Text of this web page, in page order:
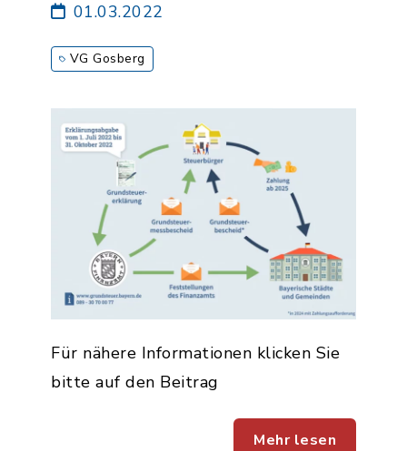
01.03.2022
VG Gosberg
Für nähere Informationen klicken Sie
bitte auf den Beitrag
Mehr lesen